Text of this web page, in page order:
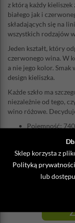
Sklep korzysta z
Polityką prywatności
lub
z którą każdy
białego jak i
składających się na
wszystkich rodzajów
Jeden kształt, który
czerwonego wina. W
a nie jego kolor.
design kieliszka.
Każde szkło ma
niezależnie od tego,
wino różowe.
Pojemność:
Średnica: 10,5
Ilość w
Materiał:
związków baru